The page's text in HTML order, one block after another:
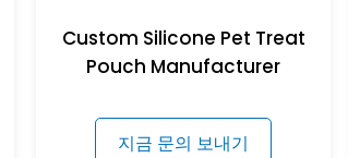
Custom Silicone Pet Treat
Pouch Manufacturer
지금 문의 보내기